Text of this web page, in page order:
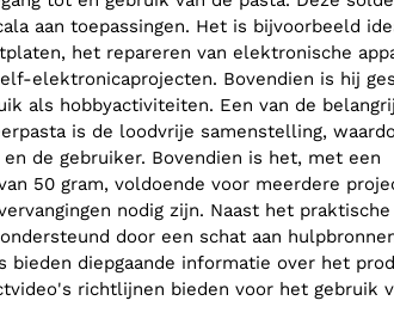
aan toepassingen. Het is bijvoorbeeld
het repareren van elektronische
elektronicaprojecten. Bovendien is hij
als hobbyactiviteiten. Een van de
is de loodvrije samenstelling,
de gebruiker. Bovendien is het, met een
50 gram, voldoende voor meerdere
nodig zijn. Naast het
door een schat aan
bieden diepgaande informatie over het
richtlijnen bieden voor het gebruik